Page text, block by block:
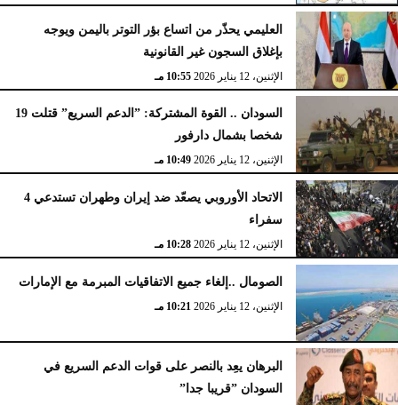
العليمي يحذّر من اتساع بؤر التوتر باليمن ويوجه
بإغلاق السجون غير القانونية
الإثنين، 12 يناير 2026 10:55 مـ
السودان .. القوة المشتركة: ”الدعم السريع” قتلت 19
شخصا بشمال دارفور
الإثنين، 12 يناير 2026 10:49 مـ
الاتحاد الأوروبي يصعّد ضد إيران وطهران تستدعي 4
سفراء
الإثنين، 12 يناير 2026 10:28 مـ
الصومال ..إلغاء جميع الاتفاقيات المبرمة مع الإمارات
الإثنين، 12 يناير 2026 10:21 مـ
البرهان يعِد بالنصر على قوات الدعم السريع في
السودان ”قريبا جدا”